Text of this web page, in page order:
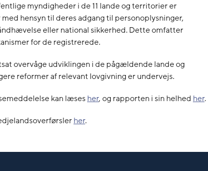
myndigheder i de 11 lande og territorier er
hensyn til deres adgang til personoplysninger,
eller national sikkerhed. Dette omfatter
for de registrerede.
overvåge udviklingen i de pågældende lande og
reformer af relevant lovgivning er undervejs.
kan læsesher, og rapporten i sin helhed her.
her.